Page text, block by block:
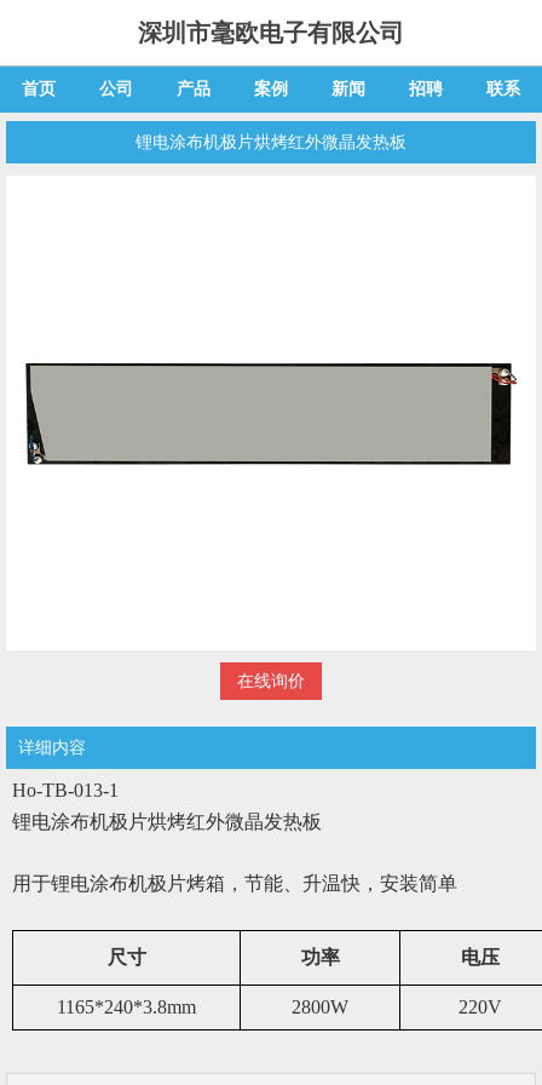
深圳市毫欧电子有限公司
首页 公司 产品 案例 新闻 招聘 联系
锂电涂布机极片烘烤红外微晶发热板
在线询价
详细内容
Ho-TB-013-1
锂电涂布机极片烘烤红外微晶发热板
用于锂电涂布机极片烤箱，节能、升温快，安装简单
尺寸 功率 电压
1165*240*3.8mm 2800W 220V